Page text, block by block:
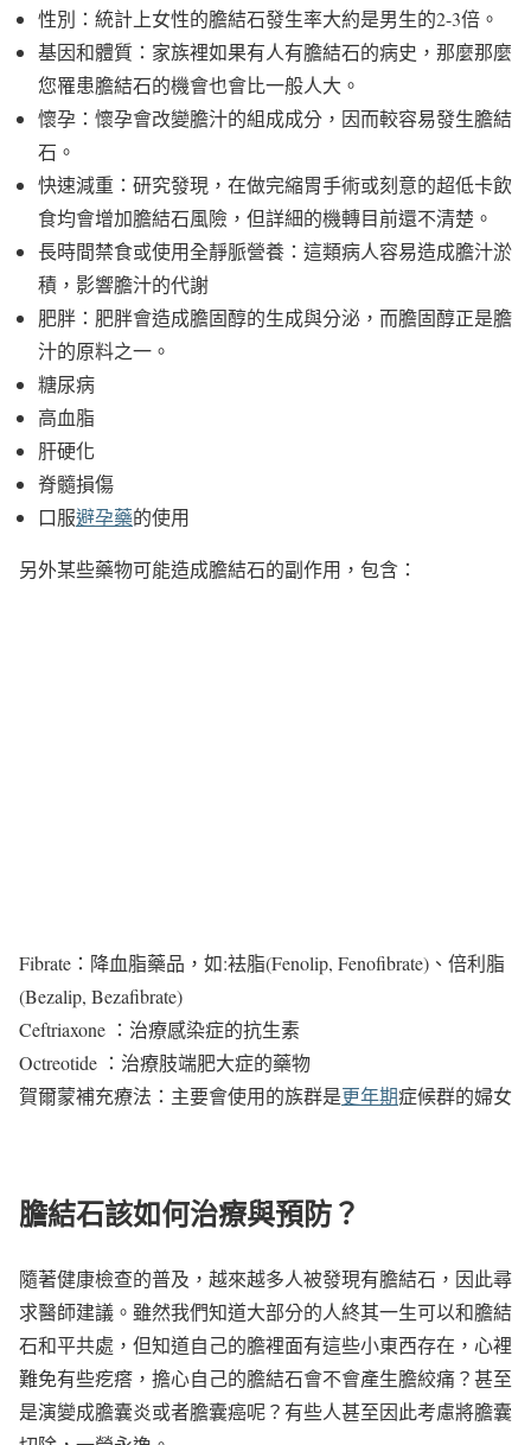
性別：統計上女性的膽結石發生率大約是男生的2-3倍。
基因和體質：家族裡如果有人有膽結石的病史，那麼那麼
您罹患膽結石的機會也會比一般人大。
懷孕：懷孕會改變膽汁的組成成分，因而較容易發生膽結
石。
快速減重：研究發現，在做完縮胃手術或刻意的超低卡飲
食均會增加膽結石風險，但詳細的機轉目前還不清楚。
長時間禁食或使用全靜脈營養：這類病人容易造成膽汁淤
積，影響膽汁的代謝
肥胖：肥胖會造成膽固醇的生成與分泌，而膽固醇正是膽
汁的原料之一。
糖尿病
高血脂
肝硬化
脊髓損傷
口服避孕藥的使用
另外某些藥物可能造成膽結石的副作用，包含：
Fibrate：降血脂藥品，如:袪脂(Fenolip, Fenofibrate)、倍利脂
(Bezalip, Bezafibrate)
Ceftriaxone ：治療感染症的抗生素
Octreotide ：治療肢端肥大症的藥物
賀爾蒙補充療法：主要會使用的族群是更年期症候群的婦女
膽結石該如何治療與預防？
隨著健康檢查的普及，越來越多人被發現有膽結石，因此尋
求醫師建議。雖然我們知道大部分的人終其一生可以和膽結
石和平共處，但知道自己的膽裡面有這些小東西存在，心裡
難免有些疙瘩，擔心自己的膽結石會不會產生膽絞痛？甚至
是演變成膽囊炎或者膽囊癌呢？有些人甚至因此考慮將膽囊